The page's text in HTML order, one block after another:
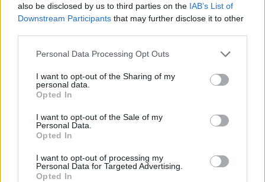
also be disclosed by us to third parties on the IAB’s List of
Downstream Participants that may further disclose it to other
Personal Data Processing Opt Outs
I want to opt-out of the Sharing of my
personal data.
Opted In
I want to opt-out of the Sale of my
Personal Data.
Opted In
I want to opt-out of processing my
Personal Data for Targeted Advertising.
Opted In
Viihdeuutiset
10.3.2020, 22:40
vinkin lapsiperheille –